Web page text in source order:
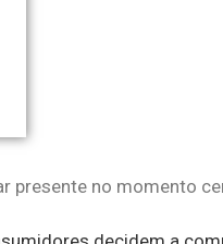
presente no momento